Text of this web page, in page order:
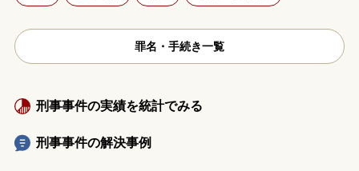
罪名・手続き一覧
刑事事件の実績を統計でみる
刑事事件の解決事例